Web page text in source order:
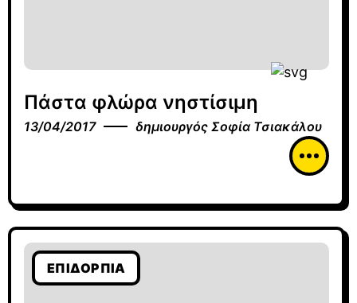
Πάστα φλώρα νηστίσιμη
13/04/2017 δημιουργός Σοφία Τσιακάλου
ΕΠΙΔΌΡΠΙΑ